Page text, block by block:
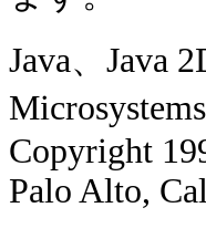
Java、Java
Copyright
Palo Alto,